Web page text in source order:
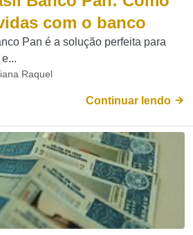
com o banco
Pan é a solução perfeita para
Raquel
Continuar lendo